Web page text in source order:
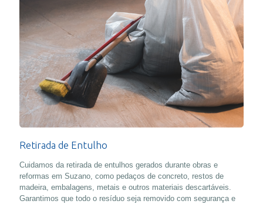
Retirada de Entulho
Cuidamos da retirada de entulhos gerados durante obras e
reformas em Suzano, como pedaços de concreto, restos de
madeira, embalagens, metais e outros materiais descartáveis.
Garantimos que todo o resíduo seja removido com segurança e